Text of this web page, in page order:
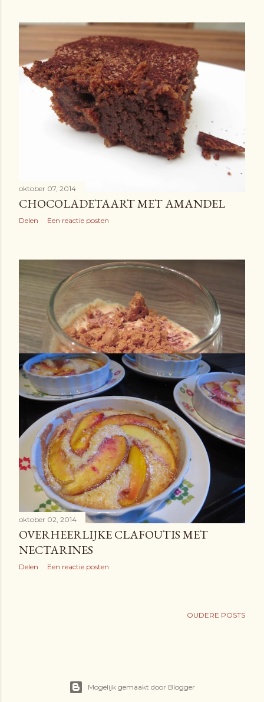
oktober 07, 2014
CHOCOLADETAART MET AMANDEL
Delen Een reactie posten
oktober 06, 2014
SUPERMAKKELIJKE LICHTE
SPECULOOSMOUSSE
Delen Een reactie posten
oktober 02, 2014
OVERHEERLIJKE CLAFOUTIS MET
NECTARINES
Delen Een reactie posten
OUDERE POSTS
Mogelijk gemaakt door Blogger